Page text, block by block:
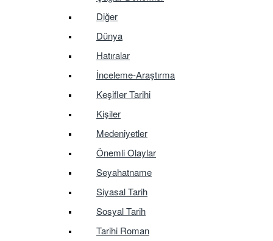
Diğer
Dünya
Hatıralar
İnceleme-Araştırma
Keşifler Tarihi
Kişiler
Medeniyetler
Önemli Olaylar
Seyahatname
Siyasal Tarih
Sosyal Tarih
Tarihi Roman